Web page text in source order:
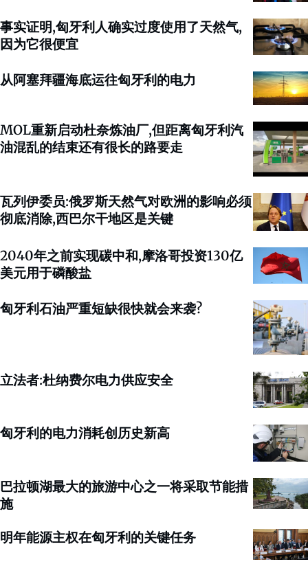
事实证明,匈牙利人确实过度使用了天然气,
因为它很便宜
从阿塞拜疆海底运往匈牙利的电力
MOL重新启动杜奈炼油厂,但距离匈牙利汽
油混乱的结束还有很长的路要走
瓦列伊委员:俄罗斯天然气对欧洲的影响必须
彻底消除,西巴尔干地区是关键
2040年之前实现碳中和,摩洛哥投资130亿
美元用于磷酸盐
匈牙利石油严重短缺很快就会来袭?
立法者:杜纳费尔电力供应安全
匈牙利的电力消耗创历史新高
巴拉顿湖最大的旅游中心之一将采取节能措
施
明年能源主权在匈牙利的关键任务